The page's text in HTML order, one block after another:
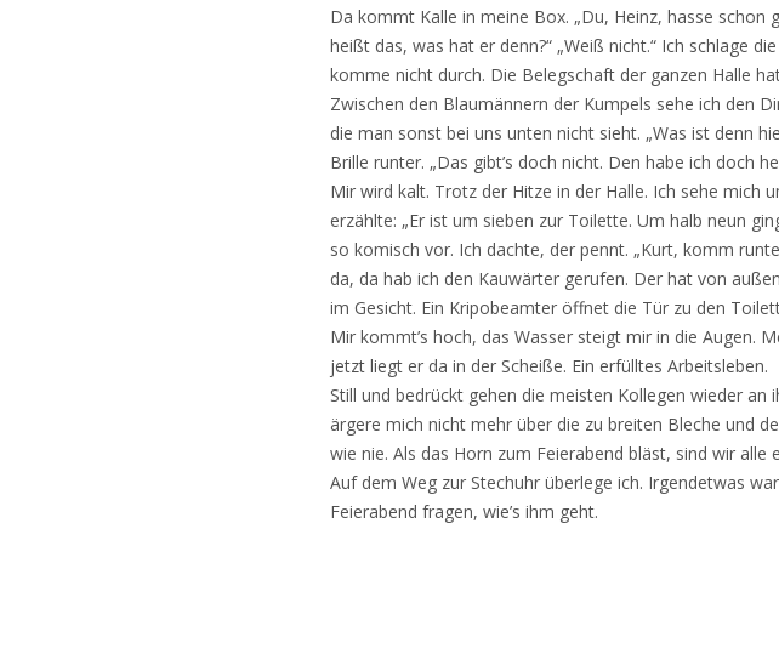
Da kommt Kalle in meine Box. „Du, Heinz, hasse schon
heißt das, was hat er denn?“ „Weiß nicht.“ Ich schlage
komme nicht durch. Die Belegschaft der ganzen Halle
Zwischen den Blaumännern der Kumpels sehe ich den
die man sonst bei uns unten nicht sieht. „Was ist denn
Brille runter. „Das gibt’s doch nicht. Den habe ich doch
Mir wird kalt. Trotz der Hitze in der Halle. Ich sehe mich
erzählte: „Er ist um sieben zur Toilette. Um halb neun
so komisch vor. Ich dachte, der pennt. „Kurt, komm
da, da hab ich den Kauwärter gerufen. Der hat von
im Gesicht. Ein Kripobeamter öffnet die Tür zu den
Mir kommt’s hoch, das Wasser steigt mir in die Augen.
jetzt liegt er da in der Scheiße. Ein erfülltes Arbeitsleben.
Still und bedrückt gehen die meisten Kollegen wieder
ärgere mich nicht mehr über die zu breiten Bleche und
wie nie. Als das Horn zum Feierabend bläst, sind wir alle
Auf dem Weg zur Stechuhr überlege ich. Irgendetwas
Feierabend fragen, wie’s ihm geht.